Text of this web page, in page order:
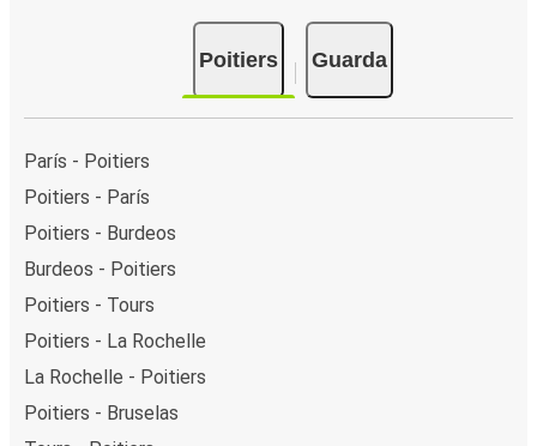
Poitiers Guarda
París - Poitiers
Poitiers - París
Poitiers - Burdeos
Burdeos - Poitiers
Poitiers - Tours
Poitiers - La Rochelle
La Rochelle - Poitiers
Poitiers - Bruselas